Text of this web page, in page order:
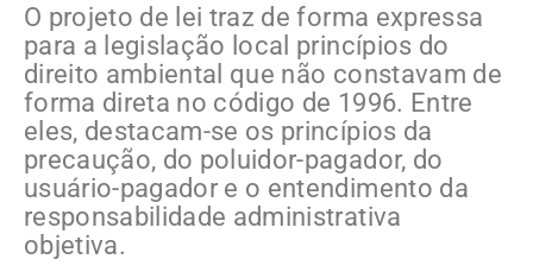
O projeto de lei traz de forma expressa
para a legislação local princípios do
direito ambiental que não constavam de
forma direta no código de 1996. Entre
eles, destacam-se os princípios da
precaução, do poluidor-pagador, do
usuário-pagador e o entendimento da
responsabilidade administrativa
objetiva.